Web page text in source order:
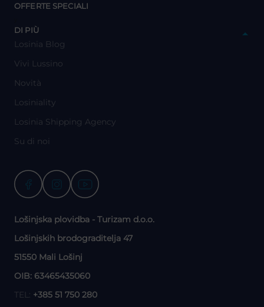
OFFERTE SPECIALI
DI PIÙ
Losinia Blog
Vivi Lussino
Novità
Losiniality
Losinia Shipping Agency
Su di noi
Lošinjska plovidba - Turizam d.o.o.
Lošinjskih brodograditelja 47
51550 Mali Lošinj
OIB: 63465435060
TEL: +385 51 750 280